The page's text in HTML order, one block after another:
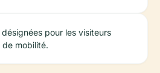
pour les visiteurs
mobilité.